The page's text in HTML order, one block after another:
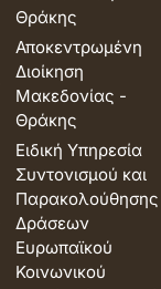
Θράκης
Αποκεντρωμένη
Διοίκηση
Μακεδονίας -
Θράκης
Ειδική Υπηρεσία
Συντονισμού και
Παρακολούθησης
Δράσεων
Ευρωπαϊκού
Κοινωνικού